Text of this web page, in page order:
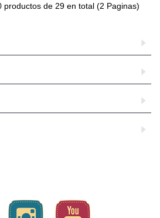
productos de 29 en total (2 Paginas)